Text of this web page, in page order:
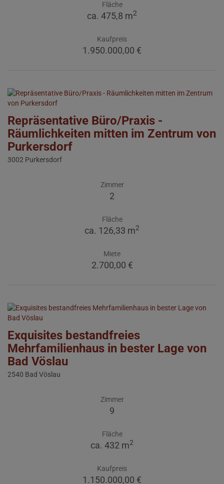
Fläche
ca. 475,8 m2
Kaufpreis
1.950.000,00 €
Repräsentative Büro/Praxis -
Räumlichkeiten mitten im Zentrum von
Purkersdorf
3002 Purkersdorf
Zimmer
2
Fläche
ca. 126,33 m2
Miete
2.700,00 €
Exquisites bestandfreies
Mehrfamilienhaus in bester Lage von
Bad Vöslau
2540 Bad Vöslau
Zimmer
9
Fläche
ca. 432 m2
Kaufpreis
1.150.000,00 €